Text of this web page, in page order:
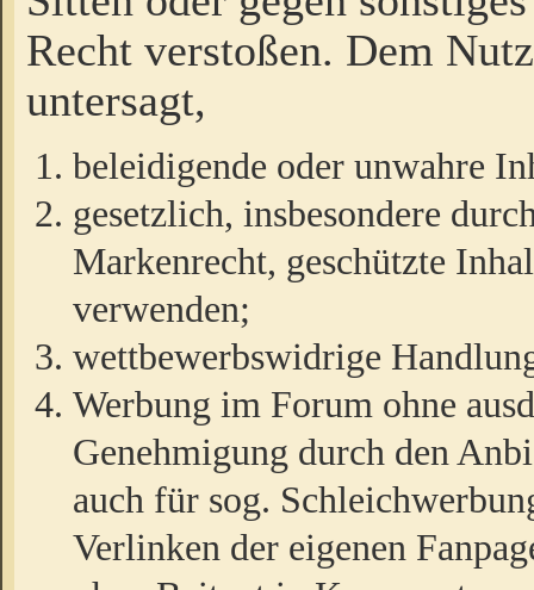
Recht verstoßen. Dem
untersagt,
beleidigende oder unwahre
gesetzlich, insbesondere
Markenrecht, geschützte
verwenden;
wettbewerbswidrige
Werbung im Forum ohne
Genehmigung durch den
auch für sog.
Verlinken der eigenen